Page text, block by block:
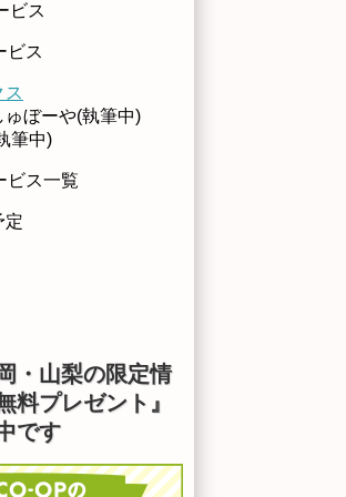
ビス
ビス
ス
ゅぼーや(執筆中)
筆中)
ビス一覧
定
・山梨の限定情
料プレゼント』
です